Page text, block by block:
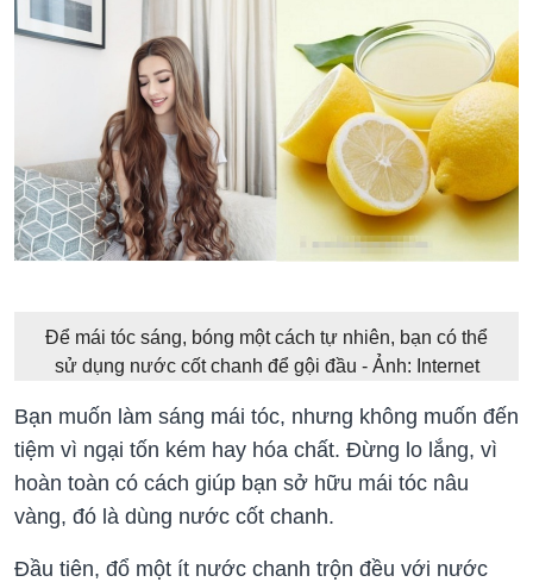
Để mái tóc sáng, bóng một cách tự nhiên, bạn có thể
sử dụng nước cốt chanh để gội đầu - Ảnh: Internet
Bạn muốn làm sáng mái tóc, nhưng không muốn đến
tiệm vì ngại tốn kém hay hóa chất. Đừng lo lắng, vì
hoàn toàn có cách giúp bạn sở hữu mái tóc nâu
vàng, đó là dùng nước cốt chanh.
Đầu tiên, đổ một ít nước chanh trộn đều với nước